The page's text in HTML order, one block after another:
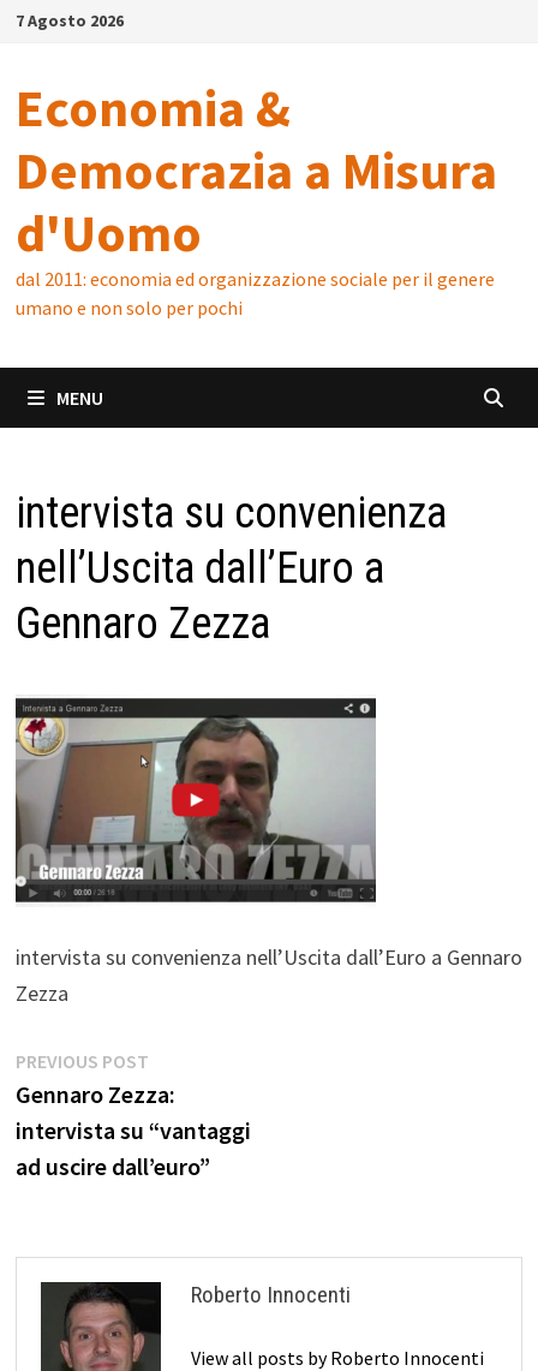
Skip7 Agosto 2026
Economia &
Democrazia a Misura
d'Uomo
dal 2011: economia ed organizzazione sociale per il genere
umano e non solo per pochi
MENU
intervista su convenienza
nell’Uscita dall’Euro a
Gennaro Zezza
intervista su convenienza nell’Uscita dall’Euro a Gennaro
Zezza
Navigazione
articoli
PREVIOUS POSTPrevious
post:
Gennaro Zezza:
intervista su “vantaggi
ad uscire dall’euro”
Roberto Innocenti
View all posts by Roberto Innocenti